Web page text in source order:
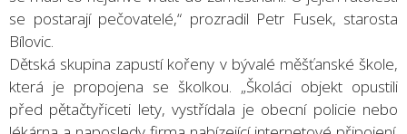
se postarají pečovatelé,“ prozradil Petr Fusek, starosta
Bílovic.
Dětská skupina zapustí kořeny v bývalé měšťanské škole,
která je propojena se školkou. „Školáci objekt opustili
před pětačtyřiceti lety, vystřídala je obecní policie nebo